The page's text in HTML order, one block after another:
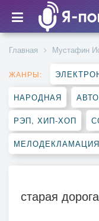
Главная Мустафин
ЖАНРЫ:
НАРОДНАЯ
РЭП, ХИП-ХОП
МЕЛОДЕКЛАМАЦИЯ
старая дорога